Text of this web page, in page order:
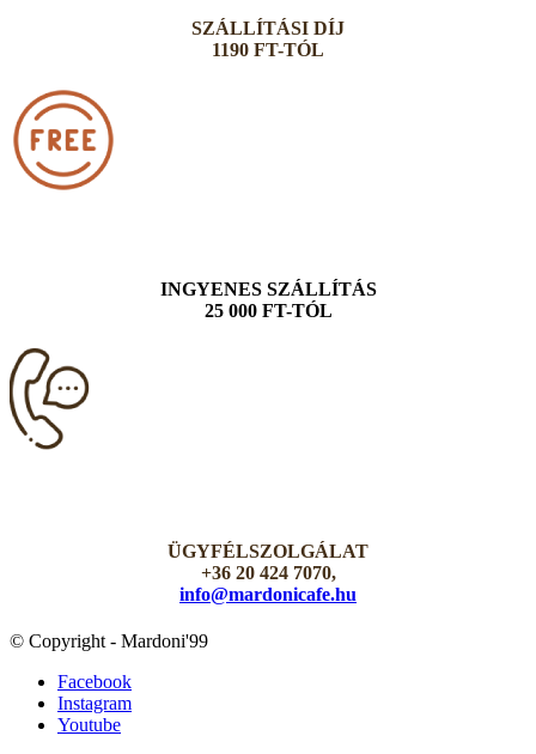
SZÁLLÍTÁSI DÍJ
1190 FT-TÓL
INGYENES SZÁLLÍTÁS
25 000 FT-TÓL
ÜGYFÉLSZOLGÁLAT
+36 20 424 7070,
info@mardonicafe.hu
© Copyright - Mardoni'99
Facebook
Instagram
Youtube